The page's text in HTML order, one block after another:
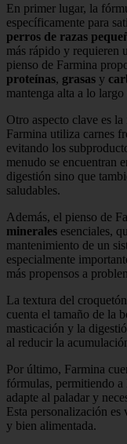
En primer lugar, la
específicamente para
perros de razas
más rápido y requieren
pienso de Farmina
proteínas, grasas y
mantenga alta a lo largo
Otro aspecto clave es
Farmina utiliza carnes
evitando los
menudo se encuentran
digestión sino que
saludables.
Además, el pienso de
minerales esenciales,
mantenimiento de un
especialmente
más propensos a
La textura del
cuenta el tamaño de la
masticación y la
al reducir la
Por último, Farmina
fórmulas, permitiendo
adapte al paladar y
Esta personalización es
y bien alimentada.